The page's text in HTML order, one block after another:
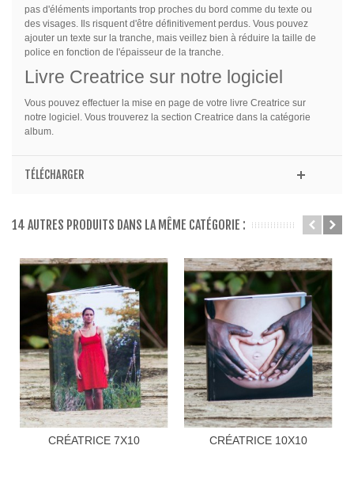
pas d'éléments importants trop proches du bord comme du texte ou
des visages. Ils risquent d'être définitivement perdus. Vous pouvez
ajouter un texte sur la tranche, mais veillez bien à réduire la taille de
police en fonction de l'épaisseur de la tranche.
Livre Creatrice sur notre logiciel
Vous pouvez effectuer la mise en page de votre livre Creatrice sur
notre logiciel. Vous trouverez la section Creatrice dans la catégorie
album.
TÉLÉCHARGER
14 AUTRES PRODUITS DANS LA MÊME CATÉGORIE :
CRÉATRICE 7X10 CRÉATRICE 10X10